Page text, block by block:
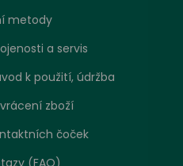
metody
a servis
k použití, údržba
zboží
čoček
(FAQ)